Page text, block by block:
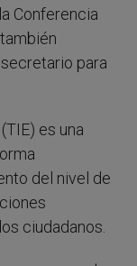
Conferencia
para
es una
del nivel de
ciudadanos.